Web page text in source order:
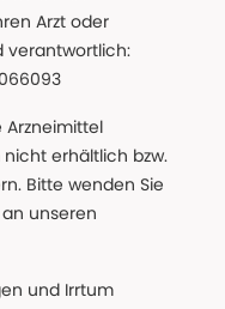
Arzt oder
verantwortlich:
erhältlich bzw.
Bitte wenden Sie
unseren
und Irrtum